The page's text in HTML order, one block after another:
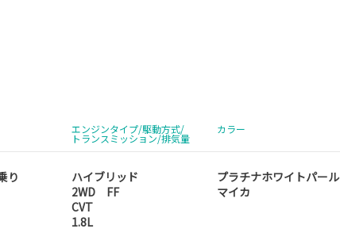
エンジンタイプ/駆動方式/
トランスミッション/排気量
カラー
り
ハイブリッド
2WD FF
CVT
1.8L
プラチナホワイトパール
マイカ